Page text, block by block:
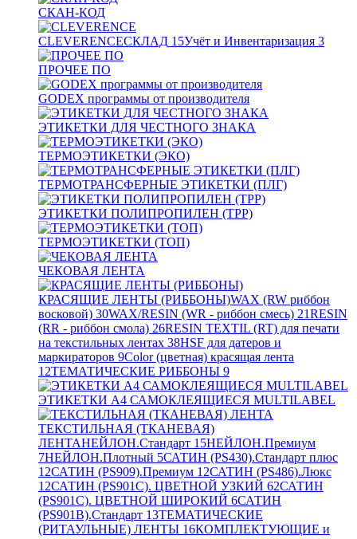
СКАН-КОД
CLEVERENCEСКЛАД 15Учёт и Инвентаризация 3
ПРОЧЕЕ ПО
GODEX программы от производителя
ЭТИКЕТКИ ДЛЯ ЧЕСТНОГО ЗНАКА
ТЕРМОЭТИКЕТКИ (ЭКО)
ТЕРМОТРАНСФЕРНЫЕ ЭТИКЕТКИ (ПЛГ)
ЭТИКЕТКИ ПОЛИПРОПИЛЕН (TPP)
ТЕРМОЭТИКЕТКИ (ТОП)
ЧЕКОВАЯ ЛЕНТА
КРАСЯЩИЕ ЛЕНТЫ (РИББОНЫ)WAX (RW риббон
восковой) 30WAX/RESIN (WR - риббон смесь) 21RESIN
(RR - риббон смола) 26RESIN TEXTIL (RT) для печати
на текстильных лентах 38HSF для датеров и
маркираторов 9Color (цветная) красящая лента
12ТЕМАТИЧЕСКИЕ РИББОНЫ 9
ЭТИКЕТКИ А4 САМОКЛЕЯЩИЕСЯ MULTILABEL
ТЕКСТИЛЬНАЯ (ТКАНЕВАЯ)
ЛЕНТАНЕЙЛОН.Стандарт 15НЕЙЛОН.Премиум
7НЕЙЛОН.Плотный 5САТИН (PS430).Стандарт плюс
12САТИН (PS909).Премиум 12САТИН (PS486).Люкс
12САТИН (PS901C). ЦВЕТНОЙ УЗКИЙ 62САТИН
(PS901C). ЦВЕТНОЙ ШИРОКИЙ 6САТИН
(PS901B).Стандарт 13ТЕМАТИЧЕСКИЕ
(РИТАУЛЬНЫЕ) ЛЕНТЫ 16КОМПЛЕКТУЮЩИЕ и